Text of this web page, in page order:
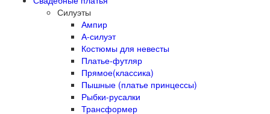
Силуэты
Ампир
А-силуэт
Костюмы для невесты
Платье-футляр
Прямое(классика)
Пышные (платье принцессы)
Рыбки-русалки
Трансформер